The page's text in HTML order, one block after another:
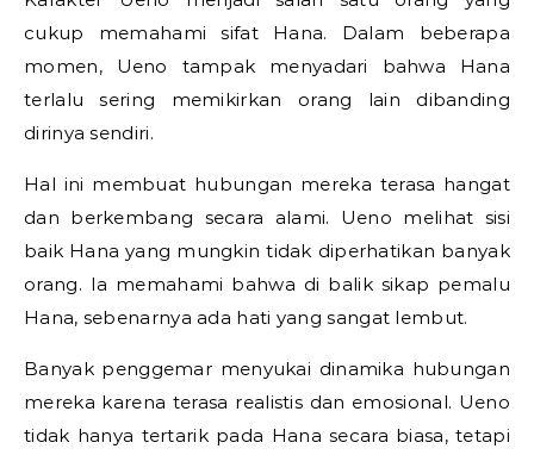
cukup memahami sifat Hana. Dalam beberapa
momen, Ueno tampak menyadari bahwa Hana
terlalu sering memikirkan orang lain dibanding
dirinya sendiri.
Hal ini membuat hubungan mereka terasa hangat
dan berkembang secara alami. Ueno melihat sisi
baik Hana yang mungkin tidak diperhatikan banyak
orang. Ia memahami bahwa di balik sikap pemalu
Hana, sebenarnya ada hati yang sangat lembut.
Banyak penggemar menyukai dinamika hubungan
mereka karena terasa realistis dan emosional. Ueno
tidak hanya tertarik pada Hana secara biasa, tetapi